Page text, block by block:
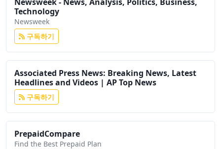
Technology
Newsweek
구독하기
Associated Press News: Breaking News, Latest
Headlines and Videos | AP Top News
구독하기
PrepaidCompare
Find the Best Prepaid Plan